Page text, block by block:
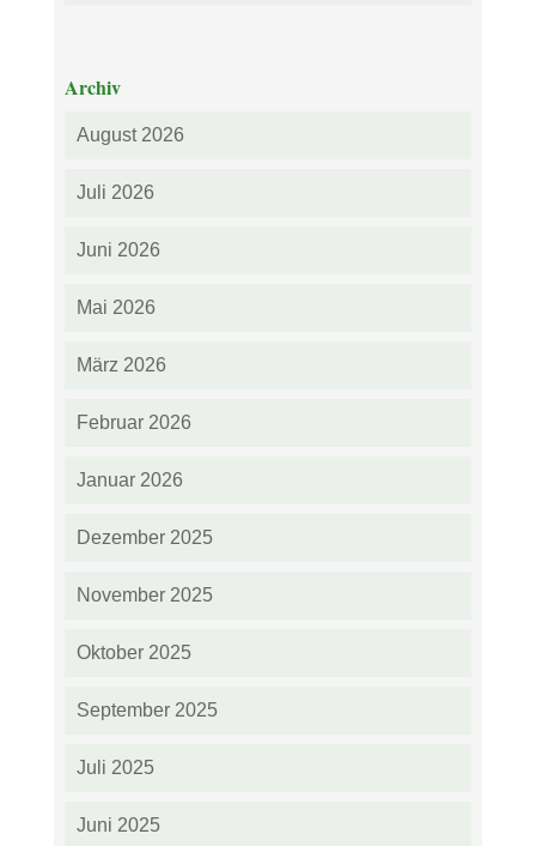
Archiv
August 2026
Juli 2026
Juni 2026
Mai 2026
März 2026
Februar 2026
Januar 2026
Dezember 2025
November 2025
Oktober 2025
September 2025
Juli 2025
Juni 2025